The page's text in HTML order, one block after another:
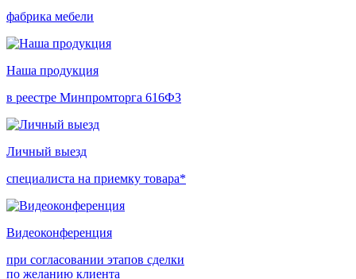
фабрика мебели
Наша продукция
в реестре Минпромторга 616ФЗ
Личный выезд
специалиста на приемку товара*
Видеоконференция
при согласовании этапов сделки
по желанию клиента